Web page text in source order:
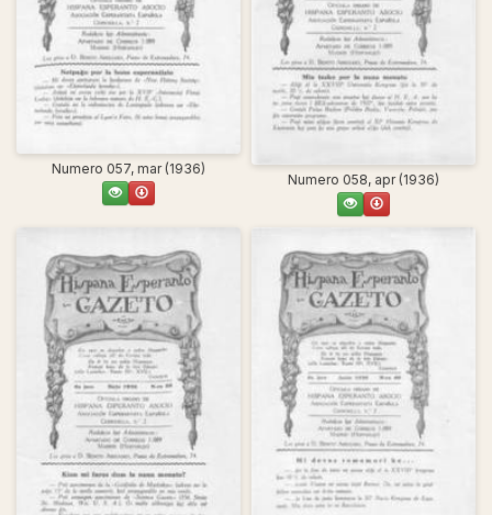
Numero 057, mar (1936)
Numero 058, apr (1936)